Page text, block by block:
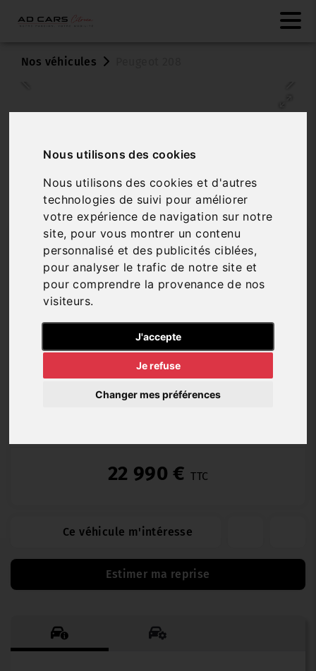
Nous utilisons des cookies
Nous utilisons des cookies et d'autres
technologies de suivi pour améliorer
votre expérience de navigation sur notre
site, pour vous montrer un contenu
personnalisé et des publicités ciblées,
pour analyser le trafic de notre site et
pour comprendre la provenance de nos
visiteurs.
J'accepte
Je refuse
Changer mes préférences
Nos véhicules
Véhicule vendu
PEUGEOT 208
HYBRID 136 EDCS6 GT
Réf. VO011136 Véhicule sur parc
Hybride
15 000
08/2024 Automatique
22 990 €TTC
Ce véhicule m'intéresse
Estimer ma reprise